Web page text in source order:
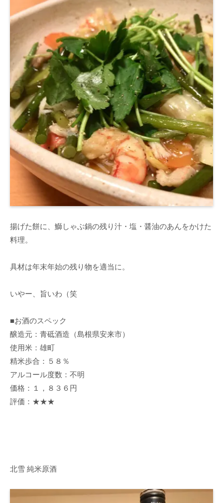
揚げた餅に、鰤しゃぶ鍋の残り汁・塩・醤油のあんをかけた
料理。
具材は年末年始の残り物を適当に。
いやー、旨いわ（笑
■お酒のスペック
醸造元：青砥酒造（島根県安来市）
使用米：雄町
精米歩合：５８％
アルコール度数：不明
価格：１，８３６円
評価：★★★
北雪 純米原酒